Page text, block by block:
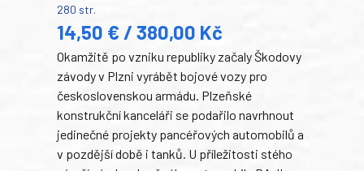
280 str.
14,50 € / 380,00 Kč
Okamžitě po vzniku republiky začaly Škodovy
závody v Plzni vyrábět bojové vozy pro
československou armádu. Plzeňské
konstrukční kanceláři se podařilo navrhnout
jedinečné projekty pancéřových automobilů a
v pozdější době i tanků. U příležitosti stého